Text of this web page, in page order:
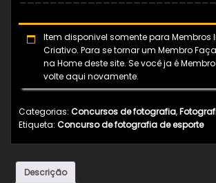
Item disponivel somente para Membros
Criativo. Para se tornar um Membro
na Home deste site. Se você ja é
volte aqui novamente.
Categorias: Concursos de fotografia,
Etiqueta: Concurso de fotografia de esporte
Descrição